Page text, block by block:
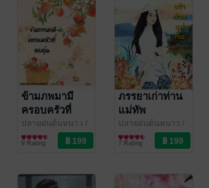
ข้ามภพมามี
ครอบครัวที่
อบอุ่น
ปลายฝนต้นหนาว /
Thonkao_oo
นิยายรักจีนโบราณ
9 Rating
ภรรยาเก่าท่าน
แม่ทัพ
ปลายฝนต้นหนาว /
Thonkao_oo
นิยายรักจีนโบราณ
7 Rating